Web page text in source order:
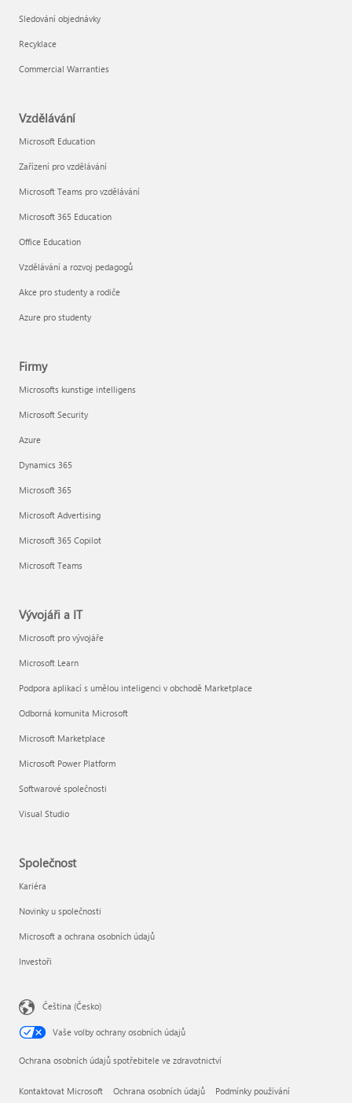
Sledování objednávky
Recyklace
Commercial Warranties
Vzdělávání
Microsoft Education
Zařízení pro vzdělávání
Microsoft Teams pro vzdělávání
Microsoft 365 Education
Office Education
Vzdělávání a rozvoj pedagogů
Akce pro studenty a rodiče
Azure pro studenty
Firmy
Microsofts kunstige intelligens
Microsoft Security
Azure
Dynamics 365
Microsoft 365
Microsoft Advertising
Microsoft 365 Copilot
Microsoft Teams
Vývojáři a IT
Microsoft pro vývojáře
Microsoft Learn
Podpora aplikací s umělou inteligenci v obchodě Marketplace
Odborná komunita Microsoft
Microsoft Marketplace
Microsoft Power Platform
Softwarové společnosti
Visual Studio
Společnost
Kariéra
Novinky u společnosti
Microsoft a ochrana osobních údajů
Investoři
Čeština (Česko)
Vaše volby ochrany osobních údajů
Ochrana osobních údajů spotřebitele ve zdravotnictví
Kontaktovat Microsoft Ochrana osobních údajů Podmínky používání